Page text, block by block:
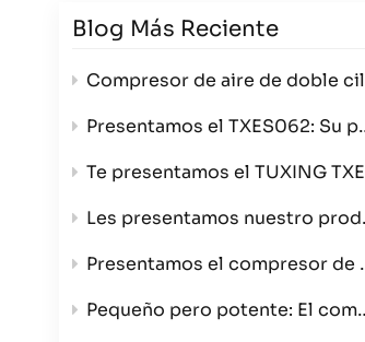
Blog Más Reciente
Compresor de aire de doble cilindro de 800 W: potencia, eficiencia y versatilidad en un paquete compacto.
Presentamos el TXES062: Su potente generador de alta presión de 12 V.
Te presentamos el TUXING TXES061-3, tu compresor de aire ultraportátil de alta presión de 4500 PSI.
Les presentamos nuestro producto estrella: el compresor de aire de 4 cilindros que redefine la velocidad y la calidad de construcción.
Presentamos el compresor de aire para bobinado TXES062: ahora en color verde con opciones de triple voltaje.
Pequeño pero potente: El compresor de aire portátil TXES061-3